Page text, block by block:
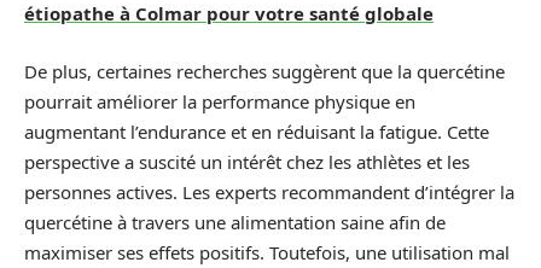
étiopathe à Colmar pour votre santé globale
De plus, certaines recherches suggèrent que la quercétine
pourrait améliorer la performance physique en
augmentant l’endurance et en réduisant la fatigue. Cette
perspective a suscité un intérêt chez les athlètes et les
personnes actives. Les experts recommandent d’intégrer la
quercétine à travers une alimentation saine afin de
maximiser ses effets positifs. Toutefois, une utilisation mal